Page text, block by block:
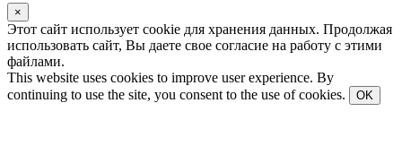
×
Этот сайт использует cookie для хранения данных. Продолжая
использовать сайт, Вы даете свое согласие на работу с этими
файлами.
This website uses cookies to improve user experience. By
continuing to use the site, you consent to the use of cookies.
OK